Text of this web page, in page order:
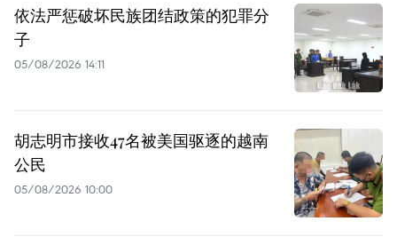
依法严惩破坏民族团结政策的犯罪分
子
05/08/2026 14:11
胡志明市接收47名被美国驱逐的越南
公民
05/08/2026 10:00